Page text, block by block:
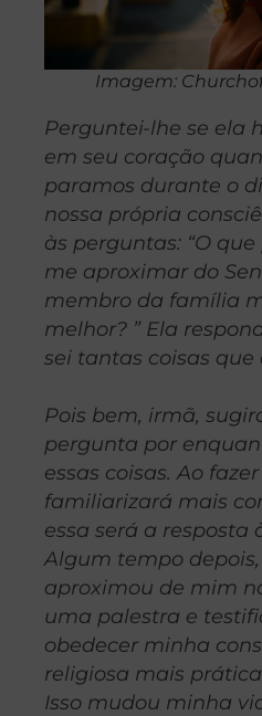
Imagem:
Perguntei-lhe se ela
em seu coração
paramos durante o
nossa própria
às perguntas: “O
me aproximar do
membro da família
melhor? ” Ela
sei tantas coisas que
Pois bem, irmã,
pergunta por
essas coisas. Ao
familiarizará mais
essa será a resposta
Algum tempo
aproximou de mim
uma palestra e
obedecer minha
religiosa mais
Isso mudou minha